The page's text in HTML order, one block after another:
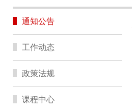
通知公告
工作动态
政策法规
课程中心